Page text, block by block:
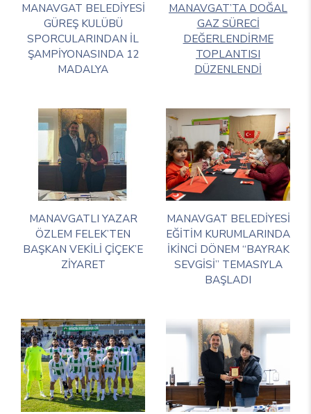
MANAVGAT BELEDİYESİ
GÜREŞ KULÜBÜ
SPORCULARINDAN İL
ŞAMPİYONASINDA 12
MADALYA
MANAVGAT’TA DOĞAL
GAZ SÜRECİ
DEĞERLENDİRME
TOPLANTISI
DÜZENLENDİ
MANAVGATLI YAZAR
ÖZLEM FELEK’TEN
BAŞKAN VEKİLİ ÇİÇEK’E
ZİYARET
MANAVGAT BELEDİYESİ
EĞİTİM KURUMLARINDA
İKİNCİ DÖNEM “BAYRAK
SEVGİSİ” TEMASIYLA
BAŞLADI